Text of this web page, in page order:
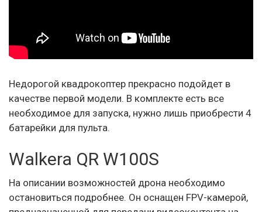
Недорогой квадрокоптер прекрасно подойдет в
качестве первой модели. В комплекте есть все
необходимое для запуска, нужно лишь приобрести 4
батарейки для пульта.
Walkera QR W100S
На описании возможностей дрона необходимо
остановиться подробнее. Он оснащен FPV-камерой,